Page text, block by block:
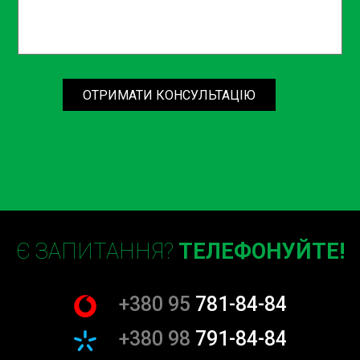
Економія часу: Професіонали виконують роботи
швидко і ефективно, мінімізуючи час простою вашого
Чому заміна втулок
стабілізатора така важлива?
включаючи підвіску. Втулки стабілізатора забезпечують
підтримують стабільність на дорозі. Відсутність
ОТРИМАТИ КОНСУЛЬТАЦІЮ
Є ЗАПИТАННЯ? ТЕЛЕФОНУЙТЕ!
+380 95 781-84-84
+380 98 791-84-84